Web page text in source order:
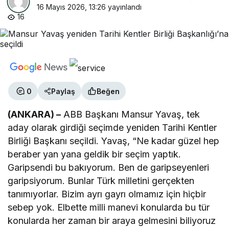
16 Mayıs 2026, 13:26 yayınlandı
16
0 Paylaş Beğen
(ANKARA) – ABB Başkanı Mansur Yavaş, tek
aday olarak girdiği seçimde yeniden Tarihi Kentler
Birliği Başkanı seçildi. Yavaş, “Ne kadar güzel hep
beraber yan yana geldik bir seçim yaptık.
Garipsendi bu bakıyorum. Ben de garipseyenleri
garipsiyorum. Bunlar Türk milletini gerçekten
tanımıyorlar. Bizim ayrı gayrı olmamız için hiçbir
sebep yok. Elbette milli manevi konularda bu tür
konularda her zaman bir araya gelmesini biliyoruz